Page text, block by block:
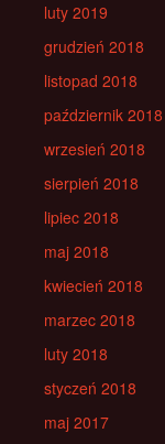
luty 2019
grudzień 2018
listopad 2018
październik 2018
wrzesień 2018
sierpień 2018
lipiec 2018
maj 2018
kwiecień 2018
marzec 2018
luty 2018
styczeń 2018
maj 2017